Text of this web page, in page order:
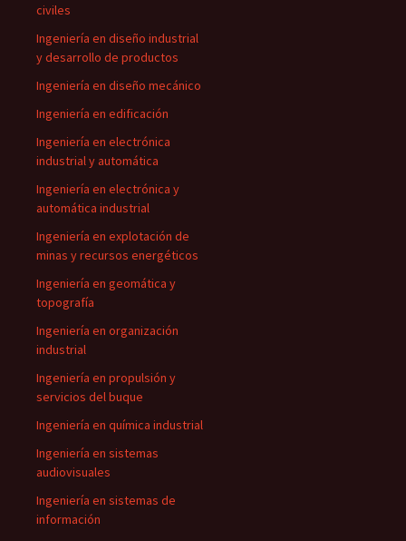
civiles
Ingeniería en diseño industrial
y desarrollo de productos
Ingeniería en diseño mecánico
Ingeniería en edificación
Ingeniería en electrónica
industrial y automática
Ingeniería en electrónica y
automática industrial
Ingeniería en explotación de
minas y recursos energéticos
Ingeniería en geomática y
topografía
Ingeniería en organización
industrial
Ingeniería en propulsión y
servicios del buque
Ingeniería en química industrial
Ingeniería en sistemas
audiovisuales
Ingeniería en sistemas de
información